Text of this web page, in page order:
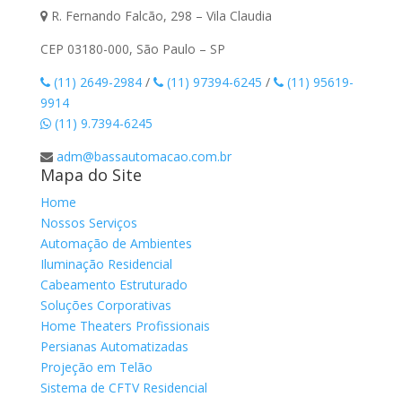
R. Fernando Falcão, 298 – Vila Claudia
CEP 03180-000, São Paulo – SP
(11) 2649-2984 / (11) 97394-6245 /
(11) 95619-
9914
(11) 9.7394-6245
adm@bassautomacao.com.br
Mapa do Site
Home
Nossos Serviços
Automação de Ambientes
Iluminação Residencial
Cabeamento Estruturado
Soluções Corporativas
Home Theaters Profissionais
Persianas Automatizadas
Projeção em Telão
Sistema de CFTV Residencial